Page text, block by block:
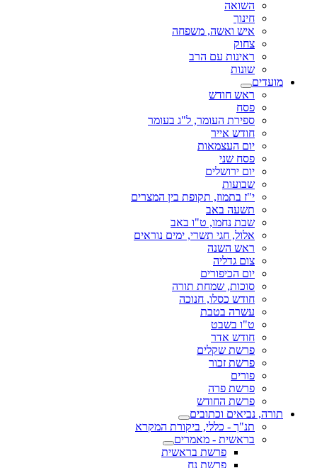
השואה
חינוך
איש ואשה, משפחה
צחוק
ראינות עם הרב
שונות
מועדים
ראש חודש
פסח
ספירת העומר, ל"ג בעומר
חודש אייר
יום העצמאות
פסח שני
יום ירושלים
שבועות
י"ז בתמוז, תקופת בין המצרים
תשעה באב
שבת נחמו, ט"ו באב
אלול, חגי תשרי, ימים נוראים
ראש השנה
צום גדליה
יום הכיפורים
סוכות, שמחת תורה
חודש כסלו, חנוכה
עשרה בטבת
ט"ו בשבט
חודש אדר
פרשת שקלים
פרשת זכור
פורים
פרשת פרה
פרשת החודש
תורה, נביאים וכתובים
תנ"ך - כללי, ביקורת המקרא
בראשית - מאמרים
פרשת בראשית
פרשת נח